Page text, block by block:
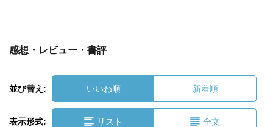
感想・レビュー・書評
並び替え: いいね順 新着順
表示形式: リスト 全文